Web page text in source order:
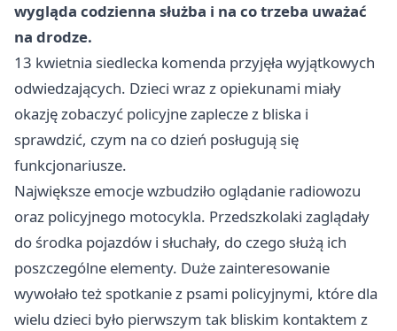
wygląda codzienna służba i na co trzeba uważać
na drodze.
13 kwietnia siedlecka komenda przyjęła wyjątkowych
odwiedzających. Dzieci wraz z opiekunami miały
okazję zobaczyć policyjne zaplecze z bliska i
sprawdzić, czym na co dzień posługują się
funkcjonariusze.
Największe emocje wzbudziło oglądanie radiowozu
oraz policyjnego motocykla. Przedszkolaki zaglądały
do środka pojazdów i słuchały, do czego służą ich
poszczególne elementy. Duże zainteresowanie
wywołało też spotkanie z psami policyjnymi, które dla
wielu dzieci było pierwszym tak bliskim kontaktem z